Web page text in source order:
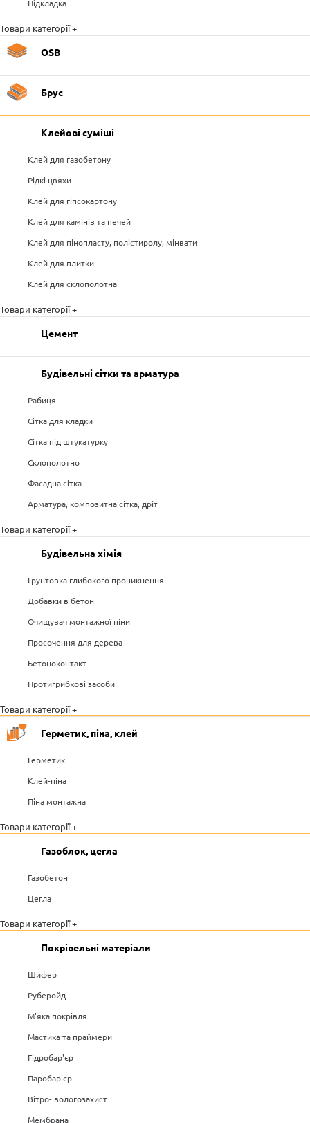
Підкладка
Товари категорії +
OSB
Брус
Клейові суміші
Клей для газобетону
Рідкі цвяхи
Клей для гіпсокартону
Клей для камінів та печей
Клей для пінопласту, полістиролу, мінвати
Клей для плитки
Клей для склополотна
Товари категорії +
Цемент
Будівельні сітки та арматура
Рабиця
Сітка для кладки
Сітка під штукатурку
Склополотно
Фасадна сітка
Арматура, композитна сітка, дріт
Товари категорії +
Будівельна хімія
Грунтовка глибокого проникнення
Добавки в бетон
Очищувач монтажної піни
Просочення для дерева
Бетоноконтакт
Протигрибкові засоби
Товари категорії +
Герметик, піна, клей
Герметик
Клей-піна
Піна монтажна
Товари категорії +
Газоблок, цегла
Газобетон
Цегла
Товари категорії +
Покрівельні матеріали
Шифер
Руберойд
М'яка покрівля
Мастика та праймери
Гідробар'єр
Паробар'єр
Вітро- вологозахист
Мембрана